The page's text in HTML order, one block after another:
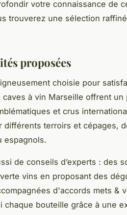
votre connaissance de
trouverez une sélection
proposées
choisie pour
à vin Marseille offrent un
et crus
différents terroirs et cépages,
espagnols.
de conseils d’experts : des
vins en proposant des
d'accords mets &
chaque bouteille grâce à une